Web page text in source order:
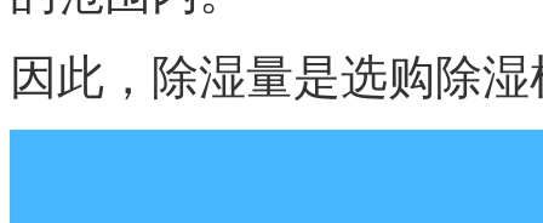
因此，除湿量是选购除